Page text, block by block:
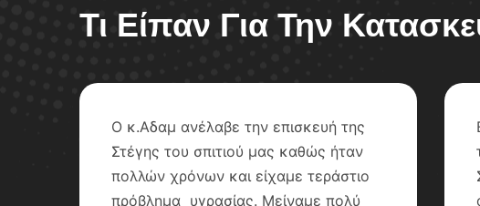
Τι Είπαν Για Την
Ο κ.Αδαμ ανέλαβε την επισκευή της
Στέγης του σπιτιού μας καθώς ήταν
πολλών χρόνων και είχαμε τεράστιο
πρόβλημα υγρασίας. Μείναμε πολύ